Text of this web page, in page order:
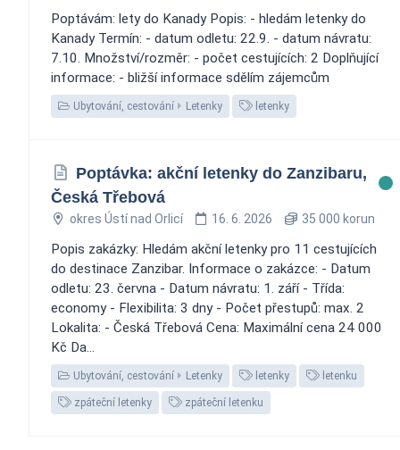
Poptávám: lety do Kanady Popis: - hledám letenky do
Kanady Termín: - datum odletu: 22.9. - datum návratu:
7.10. Množství/rozměr: - počet cestujících: 2 Doplňující
informace: - bližší informace sdělím zájemcům
Ubytování, cestování Letenky letenky
Poptávka: akční letenky do Zanzibaru,
Česká Třebová
okres Ústí nad Orlicí 16. 6. 2026 35 000 korun
Popis zakázky: Hledám akční letenky pro 11 cestujících
do destinace Zanzibar. Informace o zakázce: - Datum
odletu: 23. června - Datum návratu: 1. září - Třída:
economy - Flexibilita: 3 dny - Počet přestupů: max. 2
Lokalita: - Česká Třebová Cena: Maximální cena 24 000
Kč Da...
Ubytování, cestování Letenky letenky letenku
zpáteční letenky zpáteční letenku